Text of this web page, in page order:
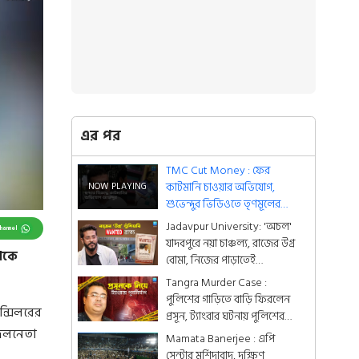
এর পর
TMC Cut Money : ফের
কাটমানি চাওয়ার অভিযোগ,
শুভেন্দুর ভিডিওতে তৃণমূলের
কাউন্সিলর, পাল্টা জবাব ছন্দা
সরকারে
Jadavpur University: 'অচল'
যাদবপুরে নয়া চাঞ্চল্য, রাজের উগ্র
বোমা, নিজের পাড়াতেই
'Wanted' ব্রাত্য
Tangra Murder Case :
পুলিশের গাড়িতে বাড়ি ফিরলেন
প্রসূন, ট্যাংরার ঘটনায় পুলিশের
পুনর্নির্মাণ
Mamata Banerjee : এপি
সেন্টার মুর্শিদাবাদ, দক্ষিণ